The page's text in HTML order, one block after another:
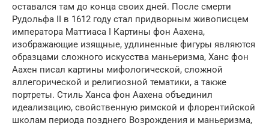
оставался там до конца своих дней. После смерти
Рудольфа II в 1612 году стал придворным живописцем
императора Маттиаса I Картины фон Аахена,
изображающие изящные, удлиненные фигуры являются
образцами сложного искусства маньеризма, Ханс фон
Аахен писал картины мифологической, сложной
аллегорической и религиозной тематики, а также
портреты. Стиль Ханса фон Аахена объединил
идеализацию, свойственную римской и флорентийской
школам периода позднего Возрождения и маньеризма,